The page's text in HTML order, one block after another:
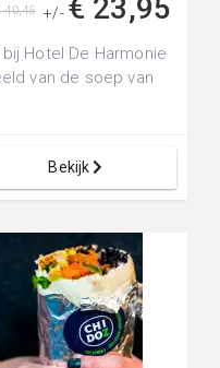
+/- € 23,95
40,45
Hotel De Harmonie
van de soep van
Bekijk